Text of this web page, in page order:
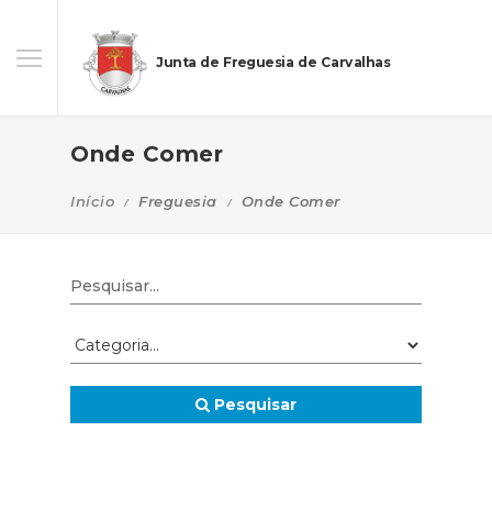
Junta de Freguesia de Carvalhas
Onde Comer
Início Freguesia Onde Comer
Pesquisar